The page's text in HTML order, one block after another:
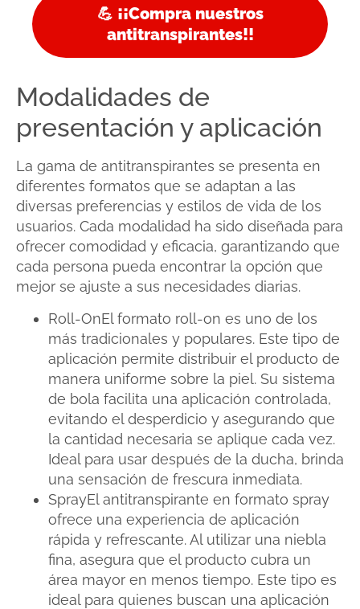
💪 ¡¡Compra nuestros
antitranspirantes!!
Modalidades de
presentación y aplicación
La gama de antitranspirantes se presenta en
diferentes formatos que se adaptan a las
diversas preferencias y estilos de vida de los
usuarios. Cada modalidad ha sido diseñada para
ofrecer comodidad y eficacia, garantizando que
cada persona pueda encontrar la opción que
mejor se ajuste a sus necesidades diarias.
Roll-OnEl formato roll-on es uno de los
más tradicionales y populares. Este tipo de
aplicación permite distribuir el producto de
manera uniforme sobre la piel. Su sistema
de bola facilita una aplicación controlada,
evitando el desperdicio y asegurando que
la cantidad necesaria se aplique cada vez.
Ideal para usar después de la ducha, brinda
una sensación de frescura inmediata.
SprayEl antitranspirante en formato spray
ofrece una experiencia de aplicación
rápida y refrescante. Al utilizar una niebla
fina, asegura que el producto cubra un
área mayor en menos tiempo. Este tipo es
ideal para quienes buscan una aplicación